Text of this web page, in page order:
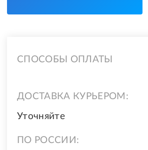
СПОСОБЫ ОПЛАТЫ
ДОСТАВКА КУРЬЕРОМ:
Уточняйте
ПО РОССИИ: